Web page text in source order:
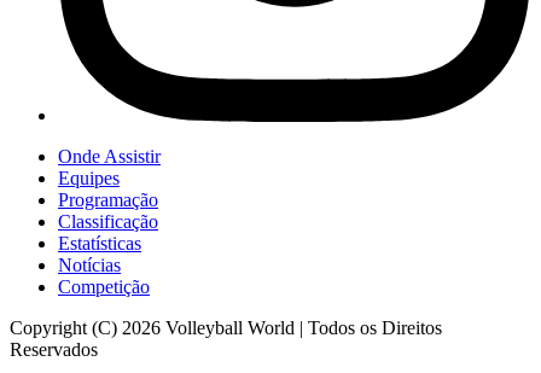
Onde Assistir
Equipes
Programação
Classificação
Estatísticas
Notícias
Competição
Copyright (C) 2026 Volleyball World | Todos os Direitos
Reservados